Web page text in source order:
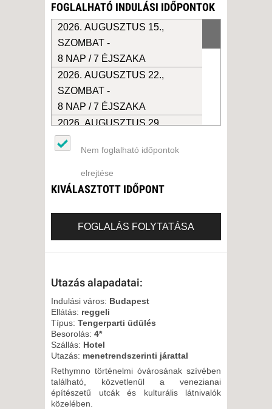
FOGLALHATÓ INDULÁSI IDŐPONTOK
2026. AUGUSZTUS 15.,
SZOMBAT -
8 NAP / 7 ÉJSZAKA
2026. AUGUSZTUS 22.,
SZOMBAT -
8 NAP / 7 ÉJSZAKA
2026. AUGUSZTUS 29.,
SZOMBAT -
8 NAP / 7 ÉJSZAKA
2026. SZEPTEMBER 05.,
SZOMBAT -
2026. SZEPTEMBER 12.,
SZOMBAT -
8 NAP / 7 ÉJSZAKA
2026. SZEPTEMBER 26.,
SZOMBAT -
8 NAP / 7 ÉJSZAKA
2026. OKTÓBER 03., SZOMBAT
-
8 NAP / 7 ÉJSZAKA
Nem foglalható időpontok
elrejtése
KIVÁLASZTOTT IDŐPONT
FOGLALÁS FOLYTATÁSA
Utazás alapadatai:
Indulási város: Budapest
Ellátás: reggeli
Típus: Tengerparti üdülés
Besorolás: 4*
Szállás: Hotel
Utazás: menetrendszerinti járattal
Rethymno történelmi óvárosának szívében
található, közvetlenül a venezianai
építészetű utcák és kulturális látnivalók
közelében.